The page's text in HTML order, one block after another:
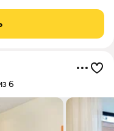
комнатой и
6